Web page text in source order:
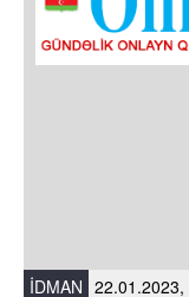
İDMAN 22.01.2023,